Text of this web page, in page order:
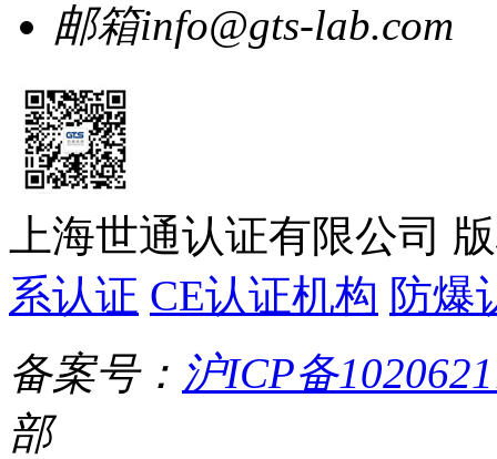
邮箱info@gts-lab.com
上海世通认证有限公司
系认证 CE认证机构 防爆
备案号： 沪ICP备
部